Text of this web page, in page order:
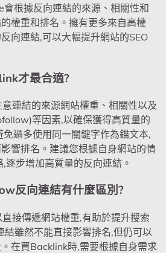
根據反向連結的來源、相關性和
權重和排名。擁有更多來自高權
向連結,可以大幅提升網站的SEO
才最合適?
連結的來源網站權重、相關性以及
等因素,以確保獲得高質量的
過多使用同一關鍵字作為錨文本,
響排名。建議您根據自身網站的情
逐步增加高質量的反向連結。
反向連結有什麼區別?
接傳遞網站權重,有助於提升搜索
雖然不能直接影響排名,但仍可以
在買Backlink時,需要根據自身需求